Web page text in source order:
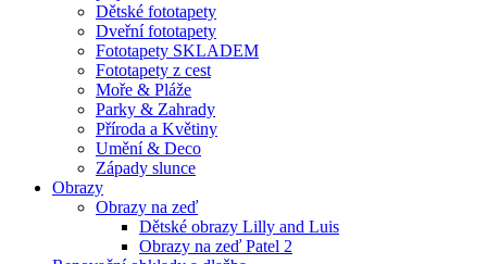
Dětské fototapety
Dveřní fototapety
Fototapety SKLADEM
Fototapety z cest
Moře & Pláže
Parky & Zahrady
Příroda a Květiny
Umění & Deco
Západy slunce
Obrazy
Obrazy na zeď
Dětské obrazy Lilly and Luis
Obrazy na zeď Patel 2